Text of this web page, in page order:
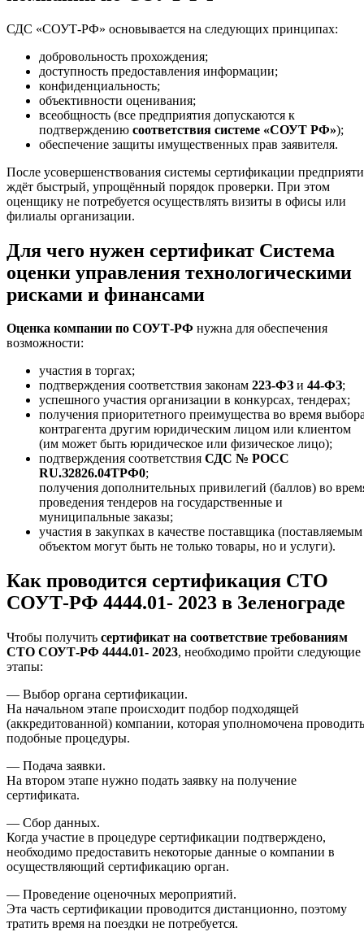
СДС «СОУТ-РФ» основывается на следующих принципах:
добровольность прохождения;
доступность предоставления информации;
конфиденциальность;
объективности оценивания;
всеобщность (все предприятия допускаются к
подтверждению соответствия системе «СОУТ РФ»);
обеспечение защиты имущественных прав заявителя.
После усовершенствования системы сертификации
ждёт быстрый, упрощённый порядок проверки. При этом
оценщику не потребуется осуществлять визиты в офисы или
филиалы организации.
Для чего нужен сертификат Система
оценки управления технологическими
рисками и финансами
Оценка компании по СОУТ-РФ нужна для обеспечения
возможности:
участия в торгах;
подтверждения соответствия законам 223-ФЗ и 44-ФЗ;
успешного участия организации в конкурсах, тендерах;
получения приоритетного преимущества во время
контрагента другим юридическим лицом или клиентом
(им может быть юридическое или физическое лицо);
подтверждения соответствия СДС № РОСС
RU.З2826.04ТРФ0;
получения дополнительных привилегий (баллов) во
проведения тендеров на государственные и
муниципальные заказы;
участия в закупках в качестве поставщика (поставляемым
объектом могут быть не только товары, но и услуги).
Как проводится сертификация СТО
СОУТ-РФ 4444.01- 2023 в Зеленограде
Чтобы получить сертификат на соответствие требованиям
СТО СОУТ-РФ 4444.01- 2023, необходимо пройти следующие
этапы:
— Выбор органа сертификации.
На начальном этапе происходит подбор подходящей
(аккредитованной) компании, которая уполномочена проводить
подобные процедуры.
— Подача заявки.
На втором этапе нужно подать заявку на получение
сертификата.
— Сбор данных.
Когда участие в процедуре сертификации подтверждено,
необходимо предоставить некоторые данные о компании в
осуществляющий сертификацию орган.
— Проведение оценочных мероприятий.
Эта часть сертификации проводится дистанционно, поэтому
тратить время на поездки не потребуется.